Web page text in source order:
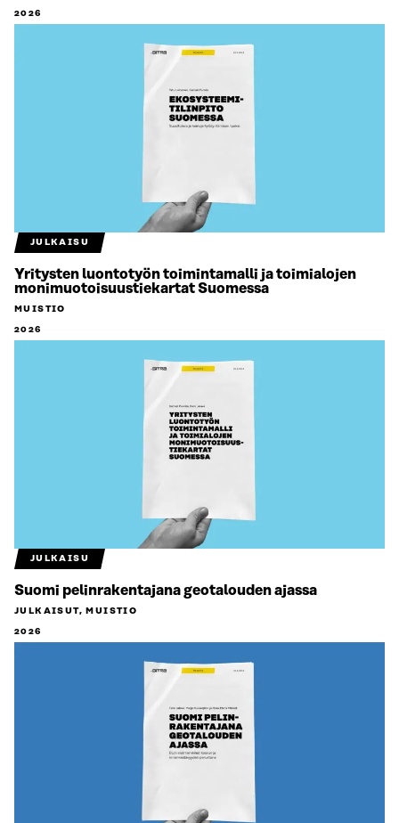
2026
JULKAISU
Yritysten luontotyön toimintamalli ja toimialojen
monimuotoisuustiekartat Suomessa
MUISTIO
2026
JULKAISU
Suomi pelinrakentajana geotalouden ajassa
JULKAISUT, MUISTIO
2026